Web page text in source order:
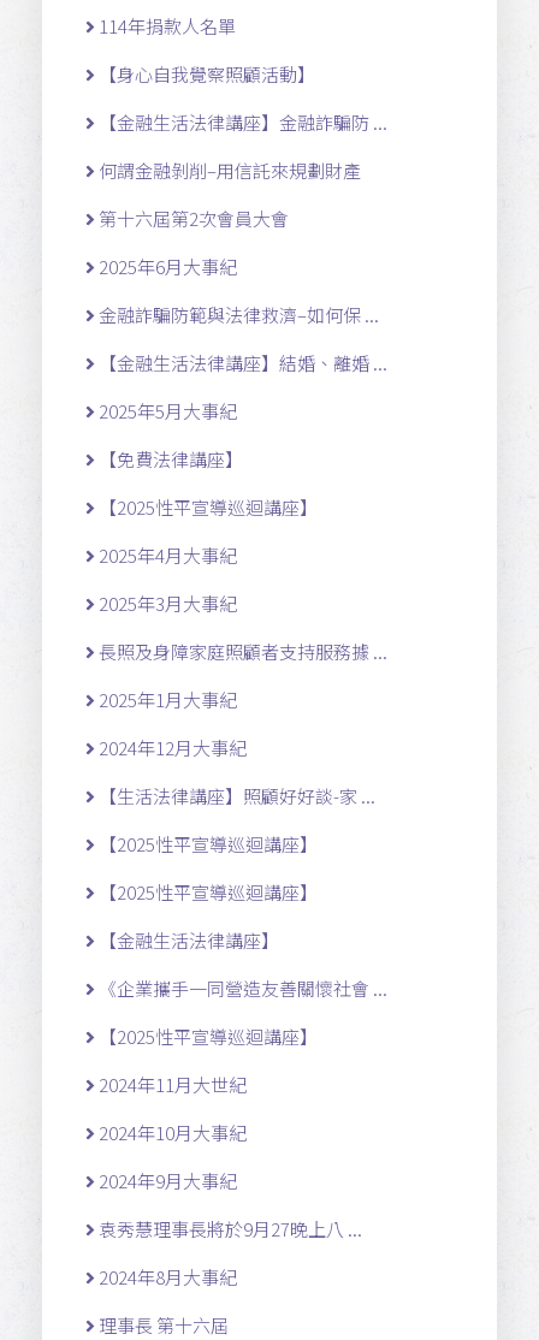
114年捐款人名單
【身心自我覺察照顧活動】
【金融生活法律講座】金融詐騙防 ...
何謂金融剝削–用信託來規劃財產
第十六屆第2次會員大會
2025年6月大事紀
金融詐騙防範與法律救濟–如何保 ...
【金融生活法律講座】結婚、離婚 ...
2025年5月大事紀
【免費法律講座】
【2025性平宣導巡迴講座】
2025年4月大事紀
2025年3月大事紀
長照及身障家庭照顧者支持服務據 ...
2025年1月大事紀
2024年12月大事紀
【生活法律講座】照顧好好談-家 ...
【2025性平宣導巡迴講座】
【2025性平宣導巡迴講座】
【金融生活法律講座】
《企業攜手一同營造友善關懷社會 ...
【2025性平宣導巡迴講座】
2024年11月大世紀
2024年10月大事紀
2024年9月大事紀
袁秀慧理事長將於9月27晚上八 ...
2024年8月大事紀
理事長 第十六屆